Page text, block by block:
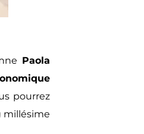
Paola
pourrez
millésime